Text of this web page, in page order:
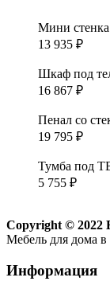
Мини
13 935 ₽
Шкаф под
16 867 ₽
Пенал со
19 795 ₽
Тумба под
5 755 ₽
Copyright © 2022
Мебель для дома в
Информация